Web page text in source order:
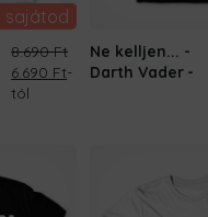
sajátod
8.690Ft
Original
price
6.690 FtCurrent
-
tól
Ne kelljen... -
Darth Vader